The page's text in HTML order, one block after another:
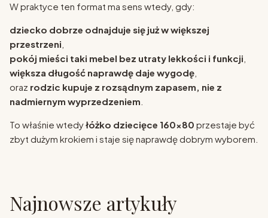
W praktyce ten format ma sens wtedy, gdy:
dziecko dobrze odnajduje się już w większej
przestrzeni
pokój mieści taki mebel bez utraty lekkości i funkcji
większa długość naprawdę daje wygodę
oraz rodzic kupuje z rozsądnym zapasem, nie z
nadmiernym wyprzedzeniem
To właśnie wtedyłóżko dziecięce 160x80 przestaje być
zbyt dużym krokiem i staje się naprawdę dobrym wyborem.
Najnowsze artykuły